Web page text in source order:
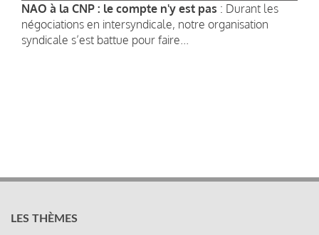
NAO à la CNP : le compte n'y est pas : Durant les
négociations en intersyndicale, notre organisation
syndicale s’est battue pour faire...
LES THÈMES